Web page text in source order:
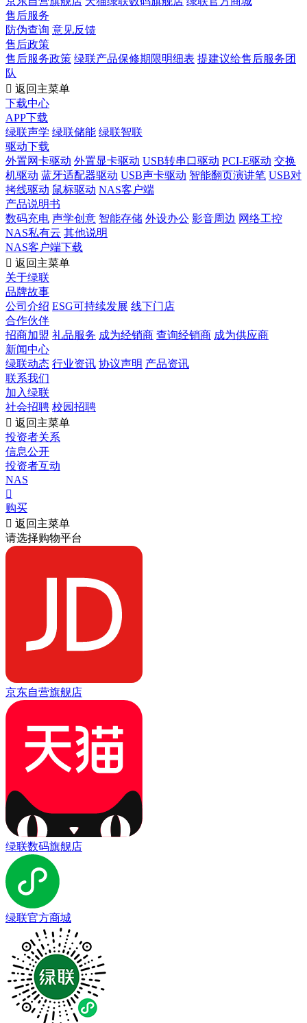
售后服务
防伪查询 意见反馈
售后政策
售后服务政策 绿联产品保修期限明细表 提建议给售后服务团
队
 返回主菜单
下载中心
APP下载
绿联声学 绿联储能 绿联智联
驱动下载
外置网卡驱动 外置显卡驱动 USB转串口驱动 PCI-E驱动 交换
机驱动 蓝牙适配器驱动 USB声卡驱动 智能翻页演讲笔 USB对
拷线驱动 鼠标驱动 NAS客户端
产品说明书
数码充电 声学创意 智能存储 外设办公 影音周边 网络工控
NAS私有云 其他说明
NAS客户端下载
 返回主菜单
关于绿联
品牌故事
公司介绍 ESG可持续发展 线下门店
合作伙伴
招商加盟 礼品服务 成为经销商 查询经销商 成为供应商
新闻中心
绿联动态 行业资讯 协议声明 产品资讯
联系我们
加入绿联
社会招聘 校园招聘
 返回主菜单
投资者关系
信息公开
投资者互动
NAS

购买
 返回主菜单
请选择购物平台
京东自营旗舰店
绿联数码旗舰店
绿联官方商城